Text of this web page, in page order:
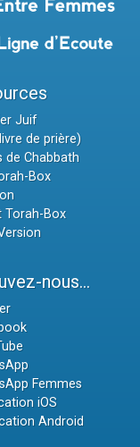
Juif
de prière)
de Chabbath
Box
Torah-Box
nous...
Femmes
iOS
Android